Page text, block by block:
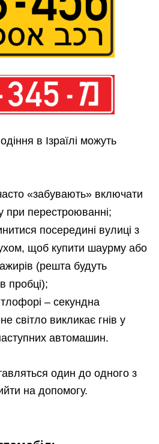
в Ізраїлі можуть
часто «забувають» включати
при перестроюванні;
посередині вулиці з
щоб купити шаурму або
(решта будуть
пробці);
– секундна
світло викликає гнів у
автомашин.
один до одного з
на допомогу.